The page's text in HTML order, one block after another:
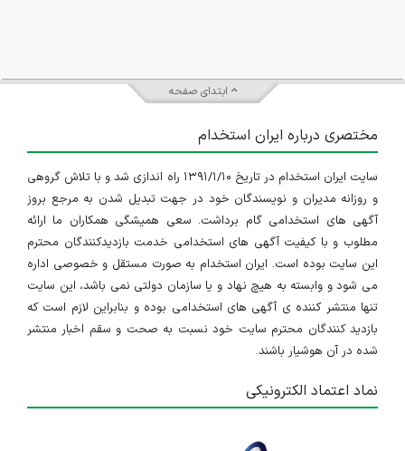
ابتدای صفحه
مختصری درباره ایران استخدام
سایت ایران استخدام در تاریخ ۱۳۹۱/۱/۱۰ راه اندازی شد و با تلاش گروهی
و روزانه مدیران و نویسندگان خود در جهت تبدیل شدن به مرجع بروز
آگهی های استخدامی گام برداشت. سعی همیشگی همکاران ما ارائه
مطلوب و با کیفیت آگهی های استخدامی خدمت بازدیدکنندگان محترم
این سایت بوده است. ایران استخدام به صورت مستقل و خصوصی اداره
می شود و وابسته به هیچ نهاد و یا سازمان دولتی نمی باشد، این سایت
تنها منتشر کننده ی آگهی های استخدامی بوده و بنابراین لازم است که
بازدید کنندگان محترم سایت خود نسبت به صحت و سقم اخبار منتشر
شده در آن هوشیار باشند.
نماد اعتماد الکترونیکی